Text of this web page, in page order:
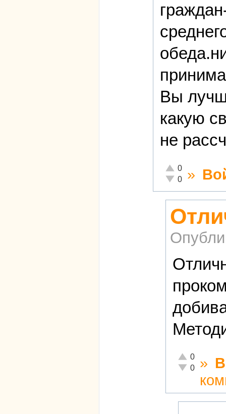
Вы
какую
не
Отлично!
0
Неадекватно!
0 »
Отлично!
0
Неадекватно!
0 »